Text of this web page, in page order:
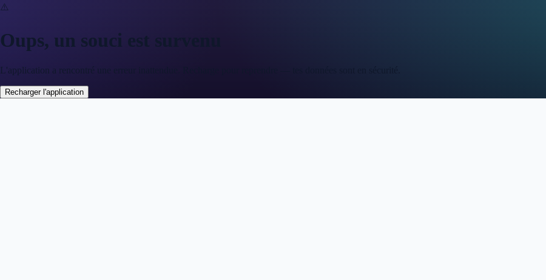
⚠️
Oups, un souci est survenu
L'application a rencontré une erreur inattendue. Recharge pour reprendre — tes données sont en sécurité.
Recharger l'application